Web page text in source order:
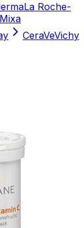
La Roche-
Mixa
CeraVeVichy